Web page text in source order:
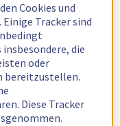
Cookies und
Tracker sind
die
oder
bereitzustellen.
Diese Tracker